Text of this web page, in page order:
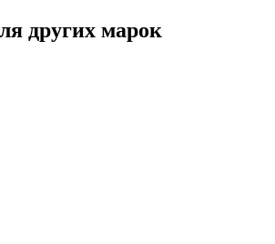
других марок